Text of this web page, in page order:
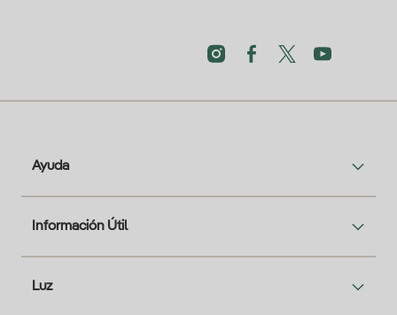
Ayuda
Información Útil
Luz